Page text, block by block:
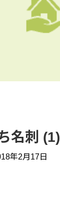
名刺 (1)
年2月17日